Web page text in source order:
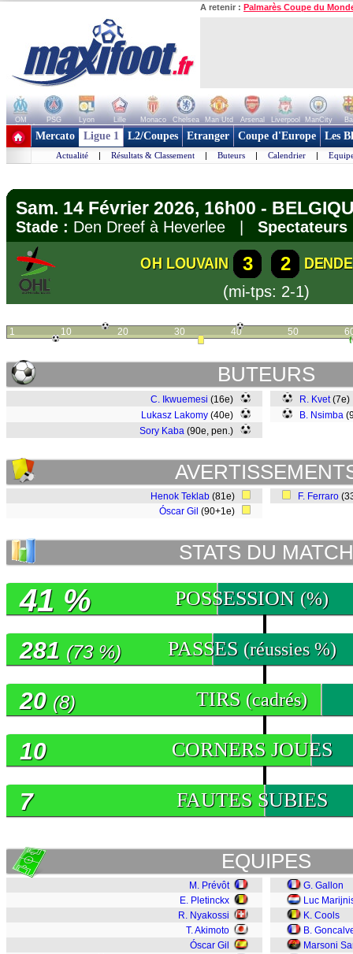
A retenir : Palmarès Coupe du
OM PSG Lyon Lille Monaco Chelsea Man Utd Arsenal Liverpool ManCity
+ de clubs
Mercato Ligue 1 L2/Coupes Etranger Coupe d'Europe Les
Actualité | Résultats & Classement | Buteurs | Calendrier |
Sam. 14 Février 2026, 16h00 -
Stade : Den Dreef à Heverlee | Spectateurs
OH LOUVAIN 3 2
(mi-tps: 2-1)
1 10 20 30 40 50
BUTEURS
C. Ikwuemesi (16e)
Lukasz Lakomy (40e)
Sory Kaba (90e, pen.)
R. Kvet
B. Nsimba
Henok Teklab (81e)
Óscar Gil (90+1e)
F. Ferraro
STATS DU MATCH
POSSESSION (%)
41 %
PASSES (réussies %)
281 (73 %)
TIRS (cadrés)
20 (8)
CORNERS JOUES
10
FAUTES SUBIES
7
EQUIPES
M. Prévôt
E. Pletinckx
R. Nyakossi
T. Akimoto
Óscar Gil
G. Gallon
Luc
K. Cools
B.
Marsoni